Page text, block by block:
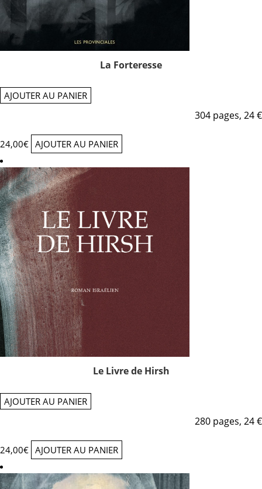
La Forteresse
AJOUTER AU PANIER
304 pages, 24 €
24,00€ AJOUTER AU PANIER
Le Livre de Hirsh
AJOUTER AU PANIER
280 pages, 24 €
24,00€ AJOUTER AU PANIER